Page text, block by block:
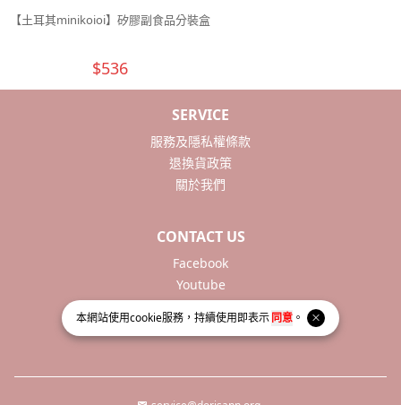
本網站使用cookie服務，持續使用即表示同意 。
SERVICE
服務及隱私權條款
退換貨政策
關於我們
Facebook
Youtube